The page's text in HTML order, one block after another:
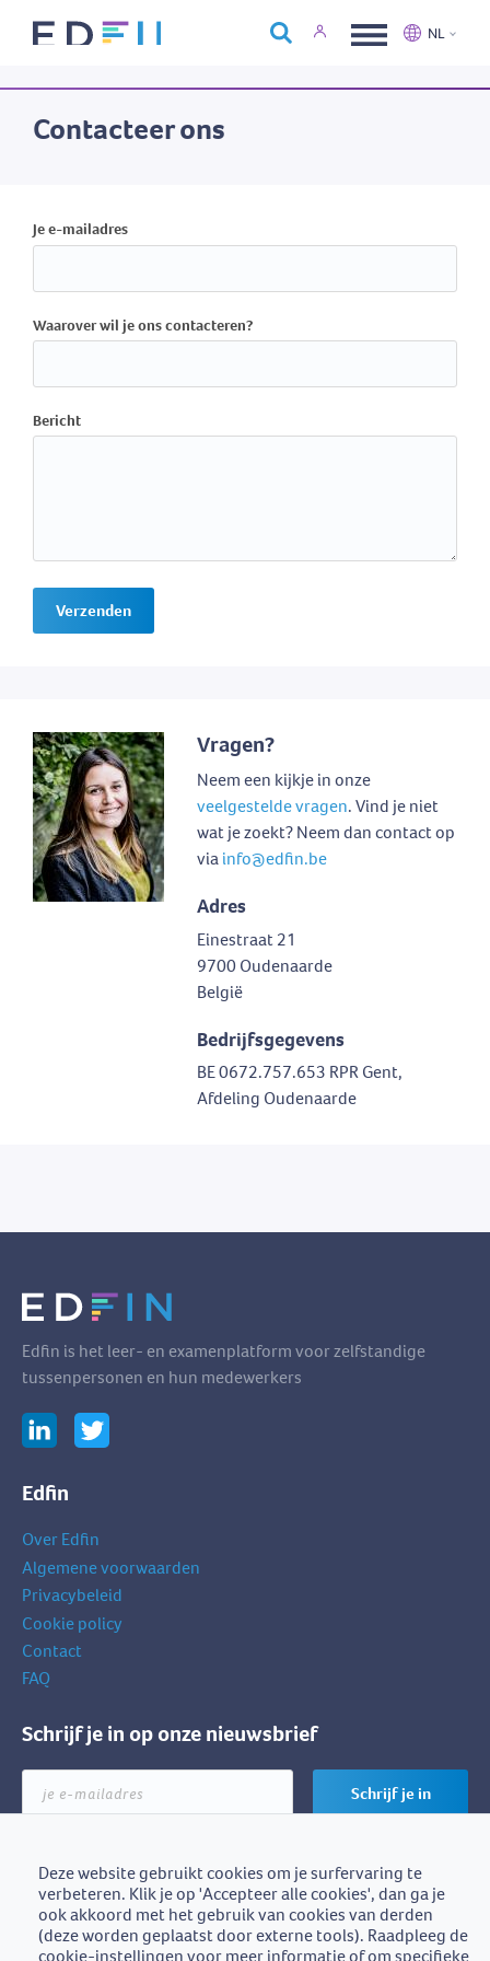
Over Edfin
NL
Contacteer ons
Je e-mailadres
Waarover wil je ons contacteren?
Bericht
Verzenden
Vragen?
Neem een kijkje in onze
veelgestelde vragen. Vind je niet
wat je zoekt? Neem dan contact op
viainfo@edfin.be
Adres
Einestraat 21
9700 Oudenaarde
België
Bedrijfsgegevens
BE 0672.757.653 RPR Gent,
Afdeling Oudenaarde
Edfin is het leer- en examenplatform voor zelfstandige
tussenpersonen en hun medewerkers
Edfin
Over Edfin
Algemene voorwaarden
Privacybeleid
Cookie policy
Contact
FAQ
Schrijf je in op onze nieuwsbrief
mailadres
Schrijf je in
Edfin is een initiatief van
BZB-Fedafin
Deze website gebruikt cookies om je surfervaring te
verbeteren. Klik je op 'Accepteer alle cookies', dan ga je
ook akkoord met het gebruik van cookies van derden
(deze worden geplaatst door externe tools). Raadpleeg de
cookie-instellingen voor meer informatie of om specifieke